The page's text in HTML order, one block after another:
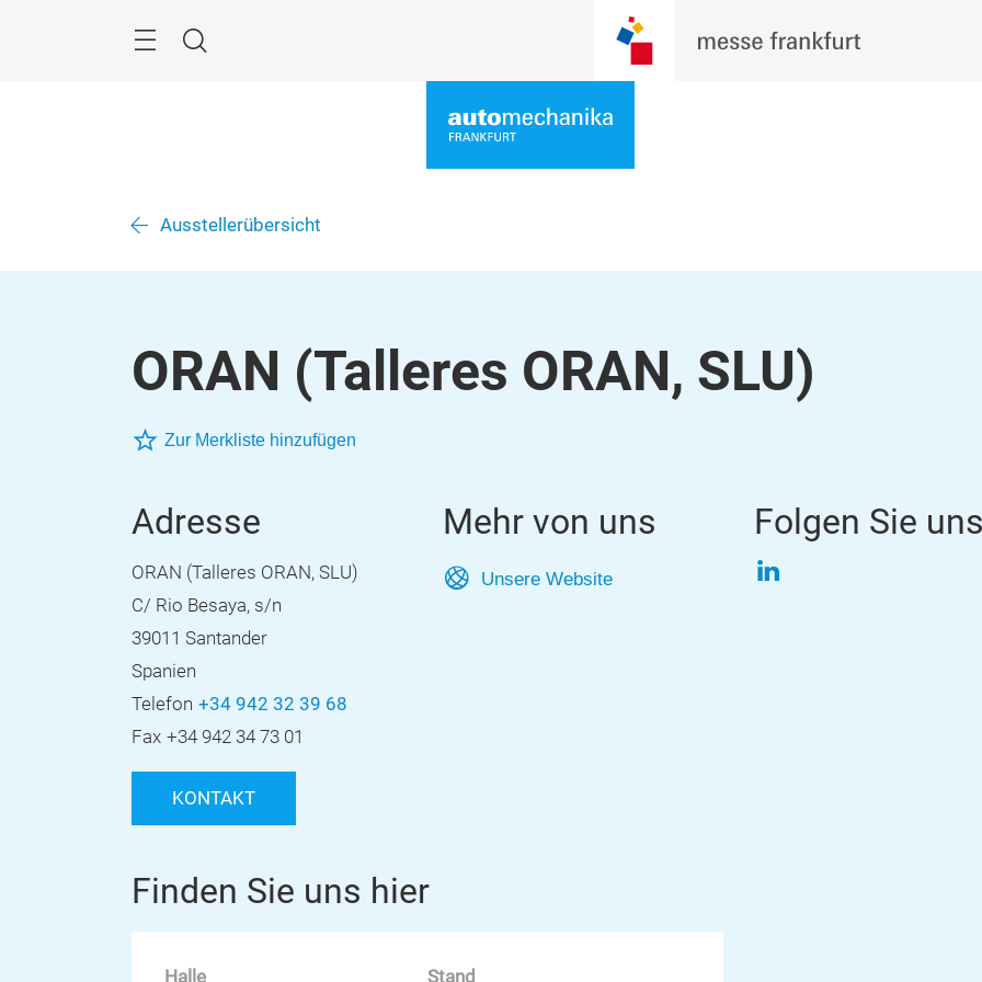
Suche
Ausstellerübersicht
ORAN (Talleres ORAN, SLU)
Zur Merkliste hinzufügen
Adresse
ORAN (Talleres ORAN, SLU)
C/ Rio Besaya, s/n
39011 Santander
Spanien
Telefon +34 942 32 39 68
Fax +34 942 34 73 01
KONTAKT
Mehr von uns
Unsere Website
Folgen Sie uns
LinkedIn
Finden Sie uns hier
Halle Stand